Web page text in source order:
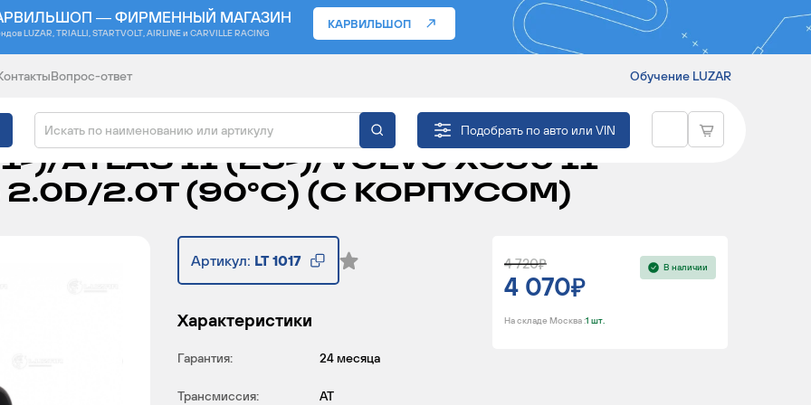
— ФИРМЕННЫЙ МАГАЗИН
LUZAR, TRIALLI, STARTVOLT, AIRLINE и CARVILLE RACING
КАРВИЛЬШОП
Вопрос-ответ Обучение LUZAR
Подобрать по авто или VIN
GEELY TUGELLA
)/ATLAS II (23-)/VOLVO XC90 II
2.0D/2.0T (90°С) (С КОРПУСОМ)
Артикул: LT 1017
Характеристики
Гарантия: 24 месяца
Трансмиссия: AT
4 720
4 070
В наличии
На складе Москва :1 шт.